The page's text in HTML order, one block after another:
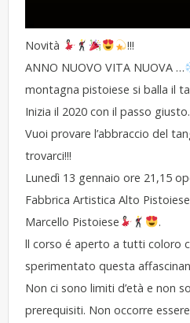
Novità
!!!
ANNO NUOVO VITA NUOVA …
montagna pistoiese si balla il
Inizia il 2020 con il passo
Vuoi provare l’abbraccio del
trovarci!!!
Lunedì 13 gennaio ore 21,15
Fabbrica Artistica Alto
Marcello Pistoiese
.
ll corso é aperto a tutti coloro
sperimentato questa
Non ci sono limiti d’età e non
prerequisiti. Non occorre